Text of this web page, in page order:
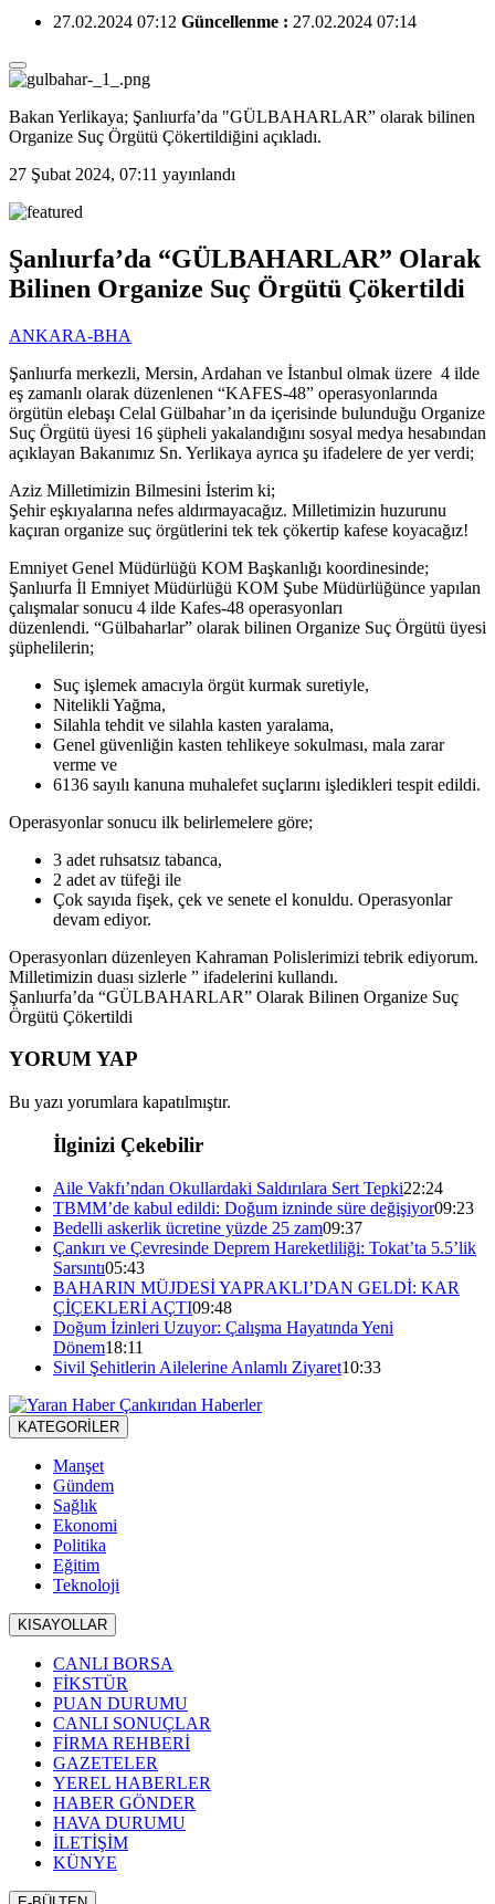
27.02.2024 07:12 Güncellenme : 27.02.2024 07:14
Bakan Yerlikaya; Şanlıurfa’da "GÜLBAHARLAR” olarak bilinen
Organize Suç Örgütü Çökertildiğini açıkladı.
27 Şubat 2024, 07:11 yayınlandı
Şanlıurfa’da “GÜLBAHARLAR” Olarak
Bilinen Organize Suç Örgütü Çökertildi
ANKARA-BHA
Şanlıurfa merkezli, Mersin, Ardahan ve İstanbul olmak üzere 4 ilde
eş zamanlı olarak düzenlenen “KAFES-48” operasyonlarında
örgütün elebaşı Celal Gülbahar’ın da içerisinde bulunduğu Organize
Suç Örgütü üyesi 16 şüpheli yakalandığını sosyal medya hesabından
açıklayan Bakanımız Sn. Yerlikaya ayrıca şu ifadelere de yer verdi;
Aziz Milletimizin Bilmesini İsterim ki;
Şehir eşkıyalarına nefes aldırmayacağız. Milletimizin huzurunu
kaçıran organize suç örgütlerini tek tek çökertip kafese koyacağız!
Emniyet Genel Müdürlüğü KOM Başkanlığı koordinesinde;
Şanlıurfa İl Emniyet Müdürlüğü KOM Şube Müdürlüğünce yapılan
çalışmalar sonucu 4 ilde Kafes-48 operasyonları
düzenlendi. “Gülbaharlar” olarak bilinen Organize Suç Örgütü üyesi
şüphelilerin;
Suç işlemek amacıyla örgüt kurmak suretiyle,
Nitelikli Yağma,
Silahla tehdit ve silahla kasten yaralama,
Genel güvenliğin kasten tehlikeye sokulması, mala zarar
verme ve
6136 sayılı kanuna muhalefet suçlarını işledikleri tespit edildi.
Operasyonlar sonucu ilk belirlemelere göre;
3 adet ruhsatsız tabanca,
2 adet av tüfeği ile
Çok sayıda fişek, çek ve senete el konuldu. Operasyonlar
devam ediyor.
Operasyonları düzenleyen Kahraman Polislerimizi tebrik ediyorum.
Milletimizin duası sizlerle ” ifadelerini kullandı.
Şanlıurfa’da “GÜLBAHARLAR” Olarak Bilinen Organize Suç
Örgütü Çökertildi
YORUM YAP
Bu yazı yorumlara kapatılmıştır.
İlginizi Çekebilir
Aile Vakfı’ndan Okullardaki Saldırılara Sert Tepki22:24
TBMM’de kabul edildi: Doğum izninde süre değişiyor09:23
Bedelli askerlik ücretine yüzde 25 zam09:37
Çankırı ve Çevresinde Deprem Hareketliliği: Tokat’ta 5.5’lik
Sarsıntı05:43
BAHARIN MÜJDESİ YAPRAKLI’DAN GELDİ: KAR
ÇİÇEKLERİ AÇTI09:48
Doğum İzinleri Uzuyor: Çalışma Hayatında Yeni
Dönem18:11
Sivil Şehitlerin Ailelerine Anlamlı Ziyaret10:33
KATEGORİLER
Manşet
Gündem
Sağlık
Ekonomi
Politika
Eğitim
Teknoloji
KISAYOLLAR
CANLI BORSA
FİKSTÜR
PUAN DURUMU
CANLI SONUÇLAR
FİRMA REHBERİ
GAZETELER
YEREL HABERLER
HABER GÖNDER
HAVA DURUMU
İLETİŞİM
KÜNYE